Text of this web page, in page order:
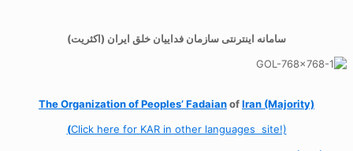
سامانه اینترنتی سازمان فداییان خلق ایران (اکثریت)
The Organization ofPeoples’ FadaianofIran (Majority)
(Click here for KAR in other languages site!)